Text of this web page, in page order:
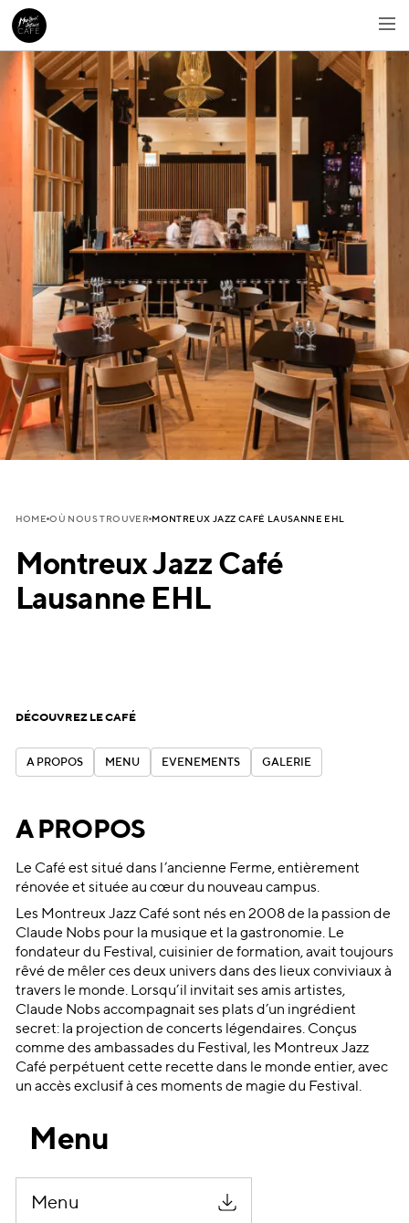
HOME OÙ NOUS TROUVER MONTREUX JAZZ CAFÉ LAUSANNE EHL
Montreux Jazz Café
Lausanne EHL
DÉCOUVREZ LE CAFÉ
A PROPOS
APROPOS
M EN U
MENU
ÉV ÉN EM EN
S
ÉVÉNEMENTS
GALERI E
GALERIE
A PROPOS
Le Café est situé dans l’ancienne Ferme, entièrement
rénovée et située au cœur du nouveau campus.
Les Montreux Jazz Café sont nés en 2008 de la passion de
Claude Nobs pour la musique et la gastronomie. Le
fondateur du Festival, cuisinier de formation, avait toujours
rêvé de mêler ces deux univers dans des lieux conviviaux à
travers le monde. Lorsqu’il invitait ses amis artistes,
Claude Nobs accompagnait ses plats d’un ingrédient
secret: la projection de concerts légendaires. Conçus
comme des ambassades du Festival, les Montreux Jazz
Café perpétuent cette recette dans le monde entier, avec
un accès exclusif à ces moments de magie du Festival.
Menu
Menu